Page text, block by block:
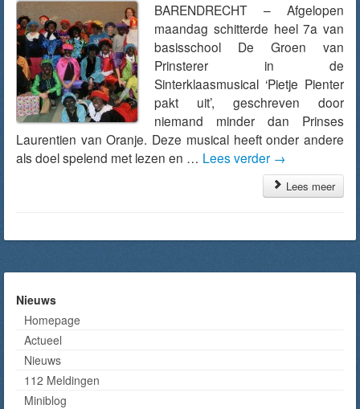
BARENDRECHT – Afgelopen
maandag schitterde heel 7a van
basisschool De Groen van
Prinsterer in de
Sinterklaasmusical ‘Pietje Pienter
pakt uit’, geschreven door
niemand minder dan Prinses
Laurentien van Oranje. Deze musical heeft onder andere
als doel spelend met lezen en … Lees verder →
Lees meer
Nieuws
Homepage
Actueel
Nieuws
112 Meldingen
Miniblog